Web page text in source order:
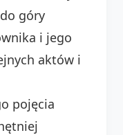
góry
i jego
aktów i
pojęcia